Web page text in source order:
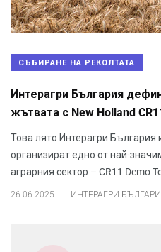
СЪБИРАНЕ НА РЕКОЛТАТА
Интерагри България
жътвата с New Holland
Това лято Интерагри България
организират едно от най-
аграрния сектор – CR11 Demo
26.06.2025 . ИНТЕРАГРИ